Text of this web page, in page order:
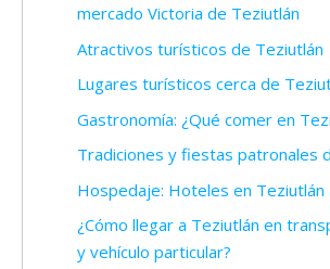
mercado Victoria de Teziutlán
Atractivos turísticos de Teziutlán
Lugares turísticos cerca de
Gastronomía: ¿Qué comer en
Tradiciones y fiestas patronales
Hospedaje: Hoteles en Teziutlán
¿Cómo llegar a Teziutlán en
y vehículo particular?